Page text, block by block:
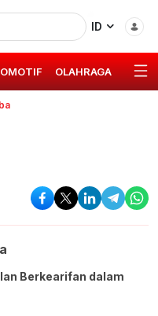
ID
OLAHRAGA GAYA
Berkearifan dalam